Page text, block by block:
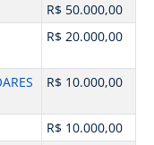
R$ 50.000,00
R$ 20.000,00
R$ 10.000,00
R$ 10.000,00